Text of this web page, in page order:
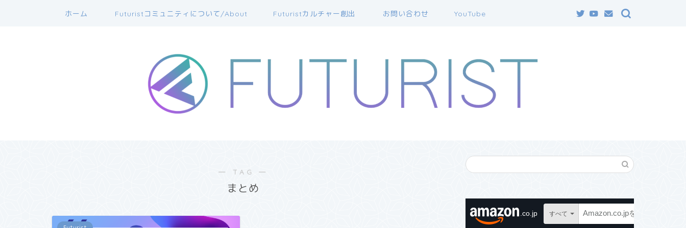
ホーム Futuristコミュニティについて/About Futuristカルチャー創出 お問い合わせ YouTube
― TAG ―
まとめ